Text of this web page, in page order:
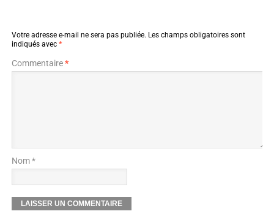
Votre adresse e-mail ne sera pas publiée. Les champs obligatoires sont
indiqués avec *
Commentaire*
Nom *